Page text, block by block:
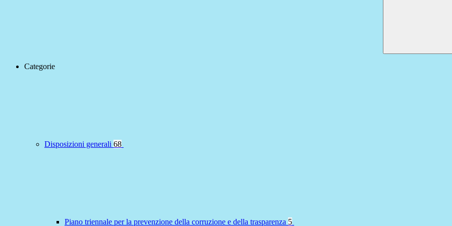
Categorie
Disposizioni generali 68
Piano triennale per la prevenzione della corruzione e della trasparenza 5